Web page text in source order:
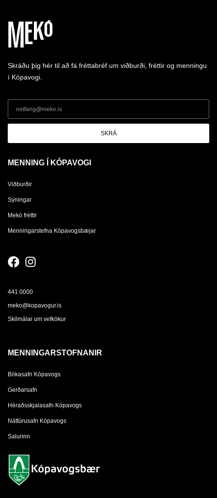
Skráðu þig hér til að fá fréttabréf um viðburði, fréttir og menningu
í Kópavogi.
SKRÁ
MENNING Í KÓPAVOGI
Viðburðir
Sýningar
Mekó fréttir
Menningarstefna Kópavogsbæjar
441 0000
meko@kopavogur.is
Skilmálar um vefkökur
MENNINGARSTOFNANIR
Bókasafn Kópavogs
Gerðarsafn
Héraðsskjalasafn Kópavogs
Náttúrusafn Kópavogs
Salurinn